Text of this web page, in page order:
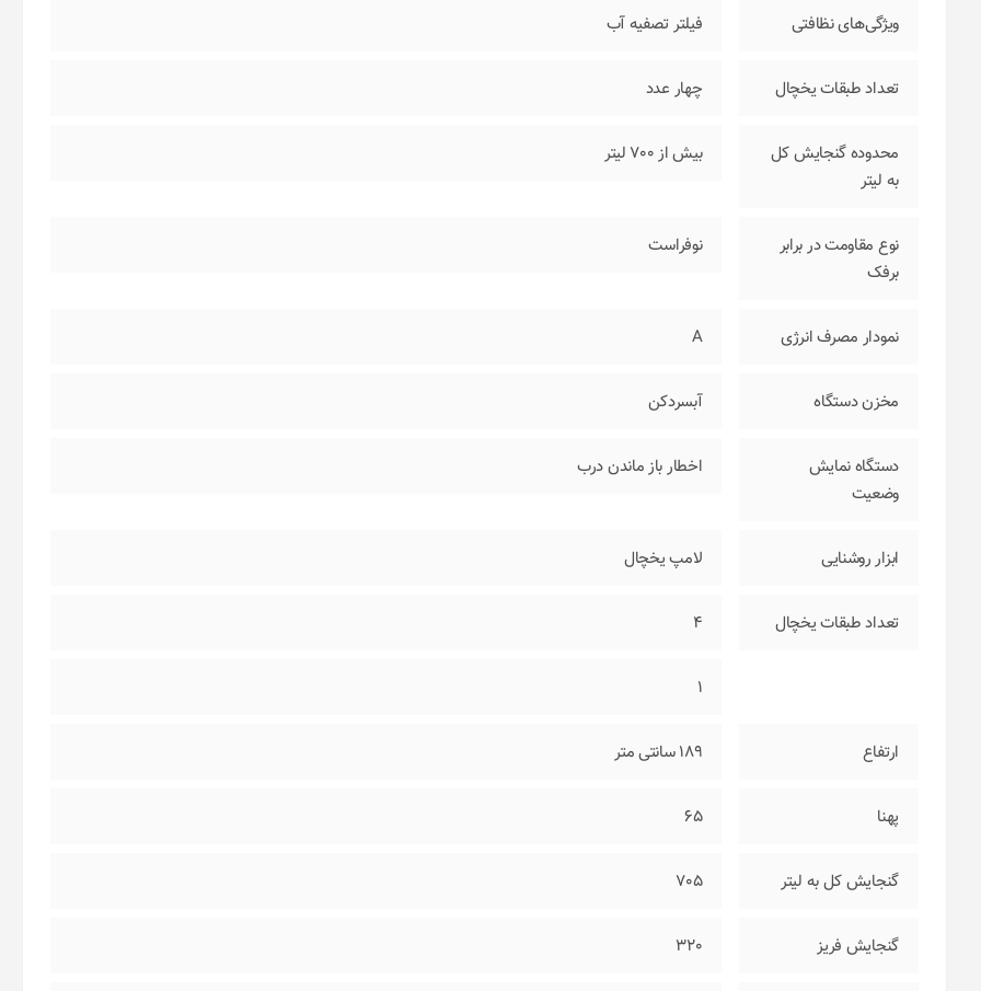
ویژگی‌های نظافتی فیلتر تصفیه آب
تعداد طبقات یخچال چهار عدد
محدوده گنجایش کل
به لیتر
بیش از 700 لیتر
نوع مقاومت در برابر
برفک
نوفراست
نمودار مصرف انرژی A
مخزن دستگاه آبسردکن
دستگاه نمایش
وضعیت
اخطار باز ماندن درب
ابزار روشنایی لامپ یخچال
تعداد طبقات یخچال 4
1
ارتفاع 189 سانتی متر
پهنا 65
گنجایش کل به لیتر 705
گنجایش فریز 320